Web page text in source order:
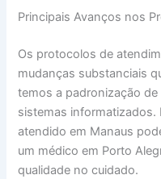
Principais Avanços nos
Os protocolos de
mudanças substanciais
temos a padronização
sistemas informatizados.
atendido em Manaus
um médico em Porto
qualidade no cuidado.